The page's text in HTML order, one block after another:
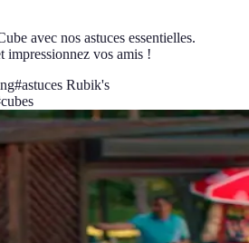
avec nos astuces essentielles.
impressionnez vos amis !
#astuces Rubik's
cubes